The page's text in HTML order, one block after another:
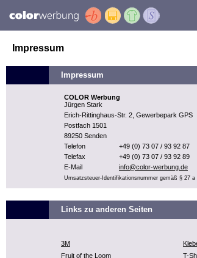
Impressum
Impressum
COLOR Werbung
Jürgen Stark
Erich-Rittinghaus-Str. 2, Gewerbepark GPS
Postfach 1501
89250 Senden
Telefon
+49 (0) 73 07 / 93 92 87
Telefax
+49 (0) 73 07 / 93 92 89
E-Mail
info@color-werbung.de
Umsatzsteuer-Identifikationsnummer gemäß § 27
Links zu anderen Seiten
3M
Fruit of the Loom
T-